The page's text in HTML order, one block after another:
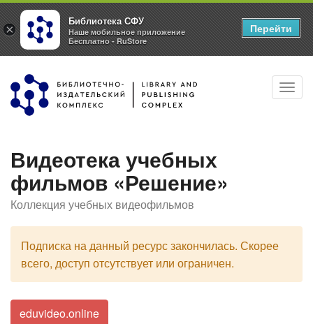
Перейти
основному
Видеотека учебных
фильмов «Решение»
Коллекция учебных видеофильмов
Подписка на данный ресурс закончилась. Скорее
всего, доступ отсутствует или ограничен.
eduvideo.online
×
Библиотека СФУ
Наше мобильное приложение
Бесплатно - RuStore
Перейти